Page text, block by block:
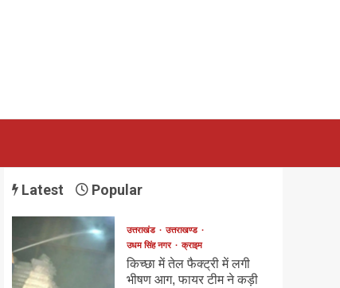
Latest Popular
उत्तराखंड
उत्तराखण्ड
उधम सिंह नगर
क्राइम
किच्छा में तेल फैक्ट्री में लगी
भीषण आग, फायर टीम ने कड़ी